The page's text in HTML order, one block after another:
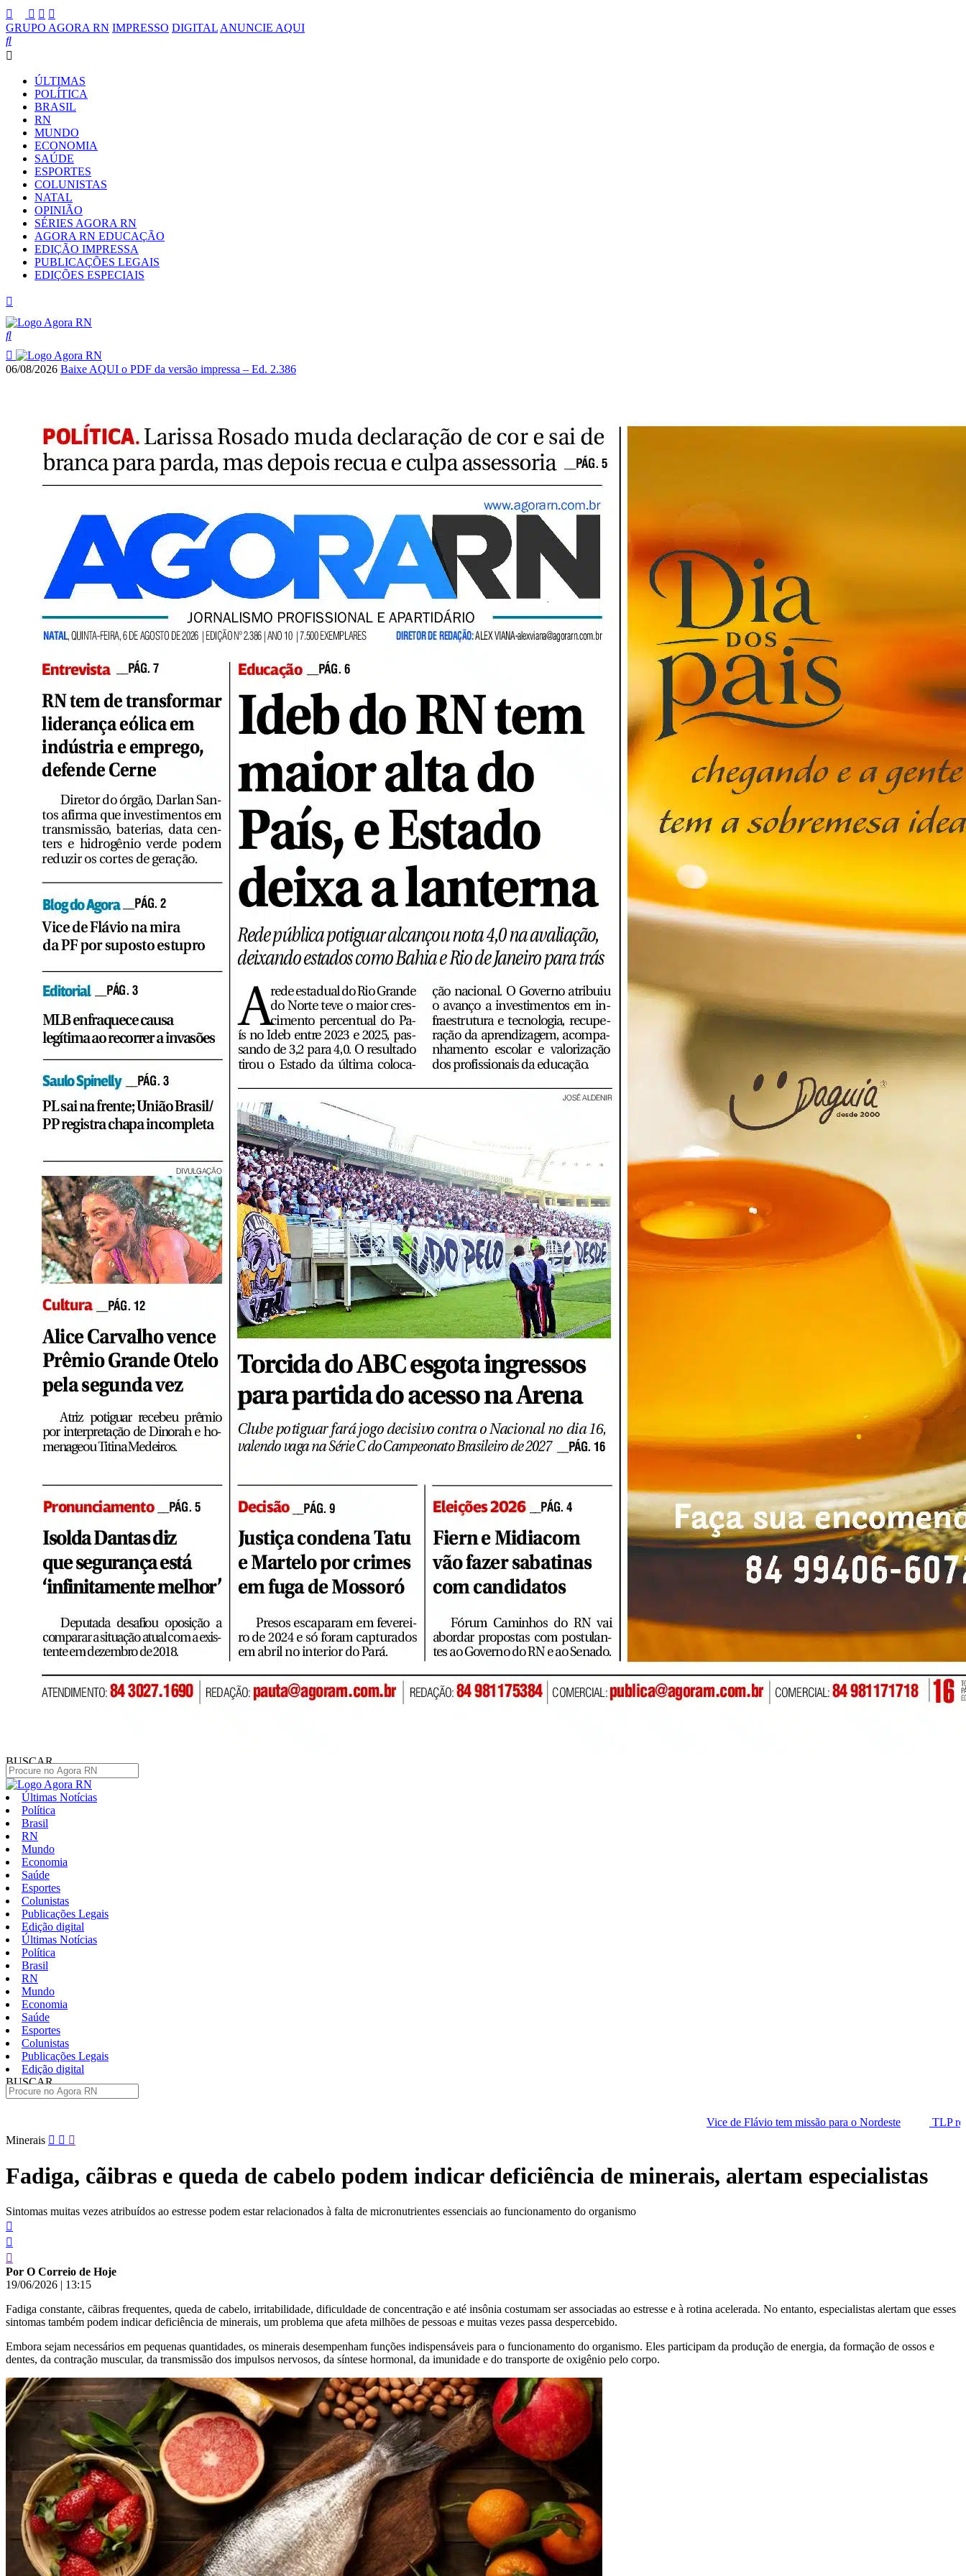
GRUPO AGORA RN IMPRESSO DIGITAL ANUNCIE AQUI
ÚLTIMAS
POLÍTICA
BRASIL
RN
MUNDO
ECONOMIA
SAÚDE
ESPORTES
COLUNISTAS
NATAL
OPINIÃO
SÉRIES AGORA RN
AGORA RN EDUCAÇÃO
EDIÇÃO IMPRESSA
PUBLICAÇÕES LEGAIS
EDIÇÕES ESPECIAIS
06/08/2026 Baixe AQUI o PDF da versão impressa – Ed. 2.386
BUSCAR
Últimas Notícias
Política
Brasil
RN
Mundo
Economia
Saúde
Esportes
Colunistas
Publicações Legais
Edição digital
Últimas Notícias
Política
Brasil
RN
Mundo
Economia
Saúde
Esportes
Colunistas
Publicações Legais
Edição digital
BUSCAR
Vice de Flávio tem missão para o Nordeste
TLP recorde encarece
Pular
conteúdo
Minerais
Fadiga, cãibras e queda de cabelo podem indicar deficiência de minerais, alertam especialistas
Sintomas muitas vezes atribuídos ao estresse podem estar relacionados à falta de micronutrientes essenciais ao funcionamento do organismo
Por O Correio de Hoje
19/06/2026 | 13:15
Fadiga constante, cãibras frequentes, queda de cabelo, irritabilidade, dificuldade de concentração e até insônia costumam ser associadas ao estresse e à rotina acelerada. No entanto, especialistas alertam que esses
sintomas também podem indicar deficiência de minerais, um problema que afeta milhões de pessoas e muitas vezes passa despercebido.
Embora sejam necessários em pequenas quantidades, os minerais desempenham funções indispensáveis para o funcionamento do organismo. Eles participam da produção de energia, da formação de ossos e
dentes, da contração muscular, da transmissão dos impulsos nervosos, da síntese hormonal, da imunidade e do transporte de oxigênio pelo corpo.